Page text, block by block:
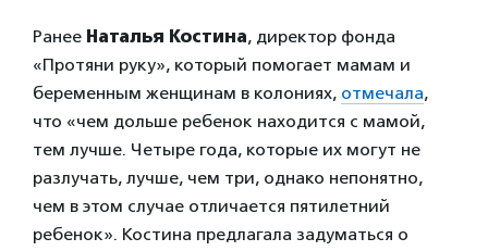
Ранее Наталья Костина, директор фонда
«Протяни руку», который помогает мамам и
беременным женщинам в колониях, отмечала,
что «чем дольше ребенок находится с мамой,
тем лучше. Четыре года, которые их могут не
разлучать, лучше, чем три, однако непонятно,
чем в этом случае отличается пятилетний
ребенок». Костина предлагала задуматься о